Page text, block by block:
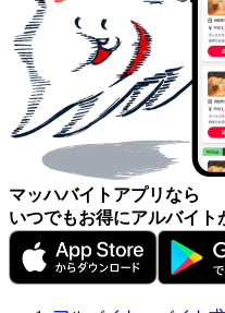
マッハバイトアプリなら
いつでもお得にアルバイト